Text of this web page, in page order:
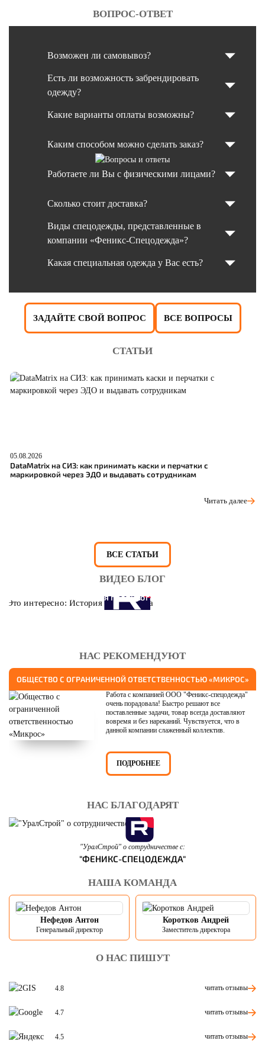
ВОПРОС-ОТВЕТ
Возможен ли самовывоз?
Есть ли возможность забрендировать
одежду?
Какие варианты оплаты возможны?
Каким способом можно сделать заказ?
Работаете ли Вы с физическими лицами?
Сколько стоит доставка?
Виды спецодежды, представленные в
компании «Феникс-Спецодежда»?
Какая специальная одежда у Вас есть?
ЗАДАЙТЕ СВОЙ ВОПРОС ВСЕ ВОПРОСЫ
СТАТЬИ
05.08.2026
DataMatrix на СИЗ: как принимать каски и перчатки с
маркировкой через ЭДО и выдавать сотрудникам
Читать далее
ВСЕ СТАТЬИ
ВИДЕО БЛОГ
Это интересно: История противогаза
НАС РЕКОМЕНДУЮТ
ОБЩЕСТВО С ОГРАНИЧЕННОЙ ОТВЕТСТВЕННОСТЬЮ «МИКРОС»
Работа с компанией ООО "Феникс-спецодежда"
очень порадовала! Быстро решают все
поставленные задачи, товар всегда доставляют
вовремя и без нареканий. Чувствуется, что в
данной компании слаженный коллектив.
ПОДРОБНЕЕ
НАС БЛАГОДАРЯТ
"УралСтрой" о сотрудничестве с:
"ФЕНИКС-СПЕЦОДЕЖДА"
НАША КОМАНДА
Нефедов Антон
Генеральный директор
Коротков Андрей
Заместитель директора
О НАС ПИШУТ
4.8 читать отзывы
4.7 читать отзывы
4.5 читать отзывы